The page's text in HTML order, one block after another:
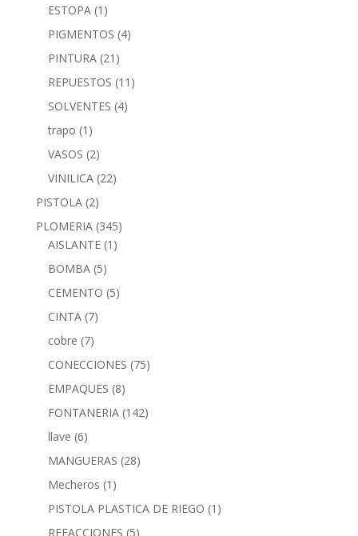
ESTOPA (1)
PIGMENTOS (4)
PINTURA (21)
REPUESTOS (11)
SOLVENTES (4)
trapo (1)
VASOS (2)
VINILICA (22)
PISTOLA (2)
PLOMERIA (345)
AISLANTE (1)
BOMBA (5)
CEMENTO (5)
CINTA (7)
cobre (7)
CONECCIONES (75)
EMPAQUES (8)
FONTANERIA (142)
llave (6)
MANGUERAS (28)
Mecheros (1)
PISTOLA PLASTICA DE RIEGO (1)
REFACCIONES (5)